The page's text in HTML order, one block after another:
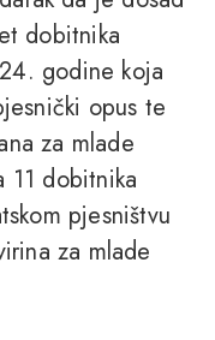
dobitnika
godine koja
opus te
za mlade
11 dobitnika
pjesništvu
za mlade